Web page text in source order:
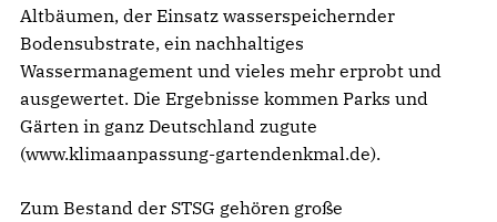
Altbäumen, der Einsatz wasserspeichernder
Bodensubstrate, ein nachhaltiges
Wassermanagement und vieles mehr erprobt und
ausgewertet. Die Ergebnisse kommen Parks und
Gärten in ganz Deutschland zugute
(www.klimaanpassung-gartendenkmal.de).
Zum Bestand der STSG gehören große